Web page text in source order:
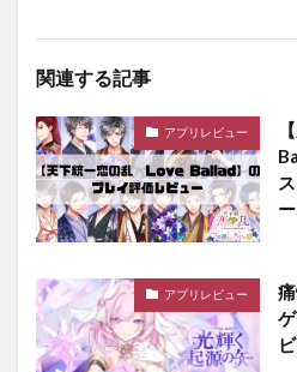
関連する記事
アプリレビュー
アプリレビュー